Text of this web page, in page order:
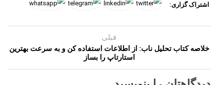
اشتراک گزاری:
قبلی
خلاصه کتاب تحلیل ناب: از اطلاعات استفاده کن و به سرعت بهترین
استارتاپ را بساز